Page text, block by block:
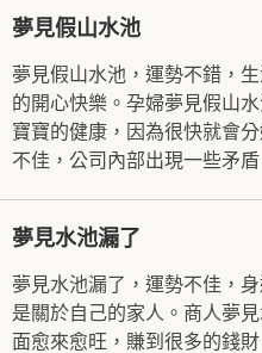
夢見假山水池
夢見假山水池，運勢不錯，
的開心快樂。孕婦夢見假山
寶寶的健康，因為很快就會
不佳，公司內部出現一些矛
夢見水池漏了
夢見水池漏了，運勢不佳，
是關於自己的家人。商人夢
面愈來愈旺，賺到很多的錢